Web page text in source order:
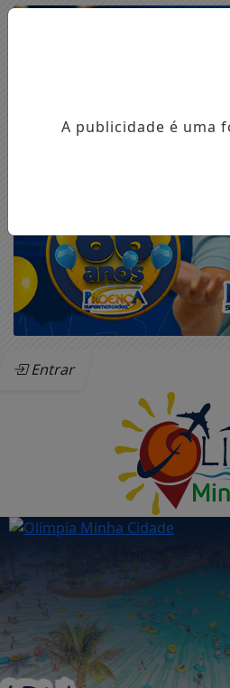
Entrar
Empregos
Edições
A publicidade é uma